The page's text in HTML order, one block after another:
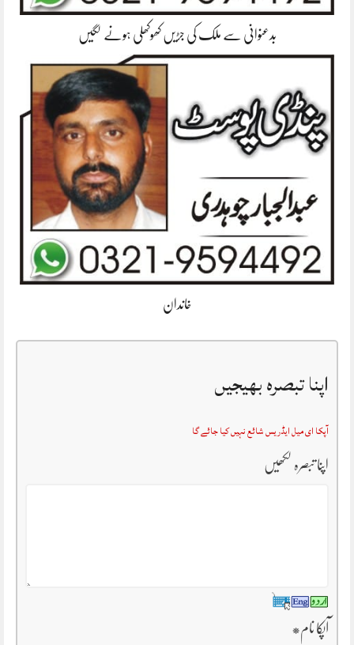
بدعنوانی سے ملک کی جڑیں کھوکھلی ہونے لگیں
خاندان
اپنا تبصرہ بھیجیں
آپکا ای میل ایڈریس شائع نہیں کیا جائے گا
اپنا تبصرہ لکھیں
آپکا نام*